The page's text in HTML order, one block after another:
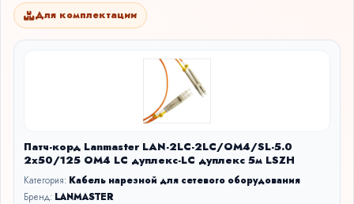
Для комплектации
Патч-корд Lanmaster LAN-2LC-2LC/OM4/SL-5.0
2x50/125 OM4 LC дуплекс-LC дуплекс 5м LSZH
Категория: Кабель нарезной для сетевого оборудования
Бренд: LANMASTER